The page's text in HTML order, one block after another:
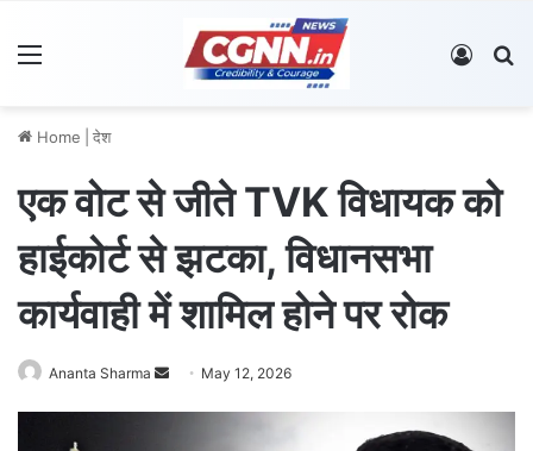
Log In
Home देश
एक वोट से जीते TVK विधायक को
हाईकोर्ट से झटका, विधानसभा
कार्यवाही में शामिल होने पर रोक
Ananta Sharma May 12, 2026